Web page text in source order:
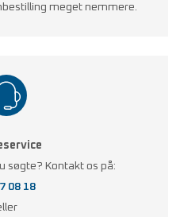
meget nemmere.
søgte? Kontakt os på:
08 18